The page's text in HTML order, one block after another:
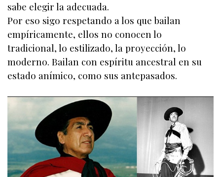
sabe elegir la adecuada.
Por eso sigo respetando a los que bailan
empíricamente, ellos no conocen lo
tradicional, lo estilizado, la proyección, lo
moderno. Bailan con espíritu ancestral en su
estado anímico, como sus antepasados.